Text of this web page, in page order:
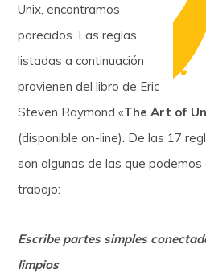
Unix, encontramos
parecidos. Las reglas
listadas a continuación
provienen del libro de Eric
Steven Raymond «The Art of
(disponible on-line). De las 17
son algunas de las que
trabajo:
Escribe partes simples
limpios